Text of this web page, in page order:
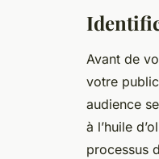
Avant de
votre
audience
à l’huile
processus